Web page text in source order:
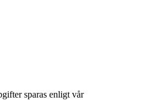
sparas enligt vår